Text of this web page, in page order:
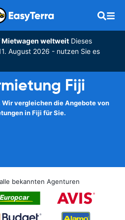
Mietwagen weltweitDieses
August 2026 - nutzen Sie es
Fiji
Wir vergleichen die Angebote von
in Fiji für Sie.
bekannten Agenturen